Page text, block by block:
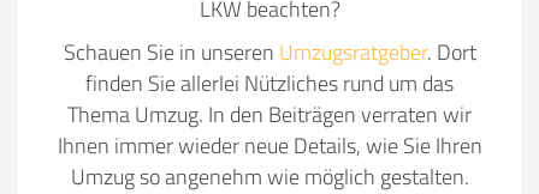
LKW beachten?
Schauen Sie in unseren Umzugsratgeber. Dort
finden Sie allerlei Nützliches rund um das
Thema Umzug. In den Beiträgen verraten wir
Ihnen immer wieder neue Details, wie Sie Ihren
Umzug so angenehm wie möglich gestalten.